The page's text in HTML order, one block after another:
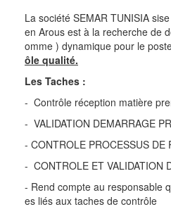
La société SEMAR TUNISIA
en Arous est à la recherche de
omme ) dynamique pour le
ôle qualité.
Les Taches :
- Contrôle réception matière
- VALIDATION DEMARRAGE
- CONTROLE PROCESSUS DE
- CONTROLE ET VALIDATION
- Rend compte au responsable
es liés aux taches de contrôle